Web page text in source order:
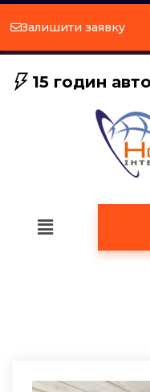
Залишити заявку
15 годин